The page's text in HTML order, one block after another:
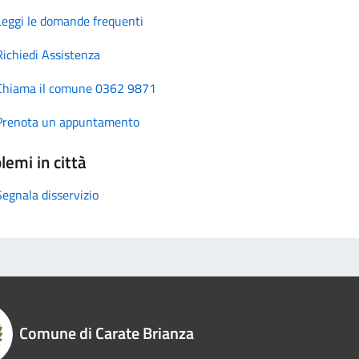
le domande frequenti
Assistenza
il comune 0362 9871
un appuntamento
in città
disservizio
Comune di Carate Brianza